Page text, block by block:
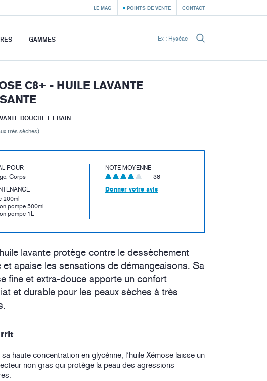
LE MAG POINTS DE VENTE CONTACT
GAMMES
C8+ - HUILE LAVANTE
DOUCHE ET BAIN
très sèches)
POUR
Corps
200ml
pompe 500ml
pompe 1L
NOTE MOYENNE
38
Donner votre avis
lavante protège contre le dessèchement
et apaise les sensations de démangeaisons. Sa
fine et extra-douce apporte un confort
et durable pour les peaux sèches à très
haute concentration en glycérine, l’huile Xémose laisse un
non gras qui protège la peau des agressions